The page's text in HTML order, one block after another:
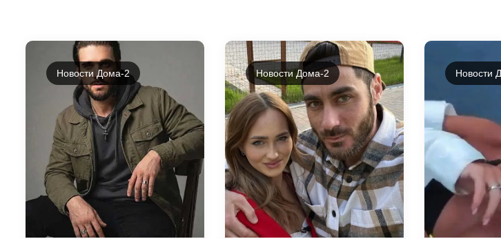
Новости Дома-2 Новости Дома-2 Новости